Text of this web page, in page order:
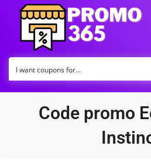
Code promo